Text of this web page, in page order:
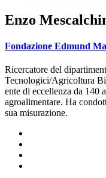
Enzo
Fondazione Edmund
Ricercatore del
Tecnologici/Agricoltura
ente di eccellenza da 140
agroalimentare. Ha
sua misurazione.